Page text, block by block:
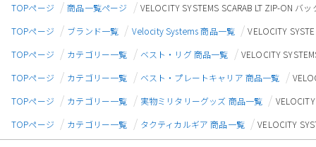
TOPページ 商品一覧ページ
VELOCITY SYSTEMS SCARAB LT ZIP-ON バ
TOPページ
ブランド一覧 Velocity Systems 商品一覧
VELOCITY
TOPページ
カテゴリー一覧 ベスト・リグ 商品一覧
VELOCITY
TOPページ
カテゴリー一覧 ベスト・プレートキャリア 商品一覧
TOPページ
カテゴリー一覧 実物ミリタリーグッズ 商品一覧
TOPページ
カテゴリー一覧 タクティカルギア 商品一覧 VELOCITY